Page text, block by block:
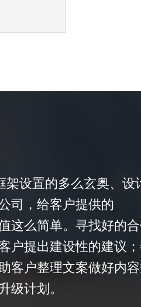
架设置的多么玄奥、设
司，给客户提供的
这么简单。寻找好的合
户提出建设性的建议
客户整理文案做好内
级计划。